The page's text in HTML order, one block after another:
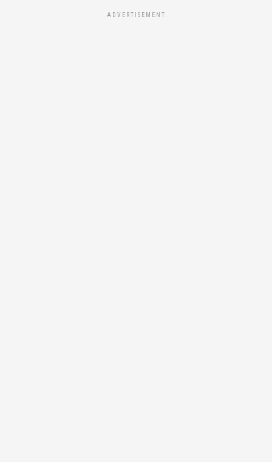
ADVERTISEMENT